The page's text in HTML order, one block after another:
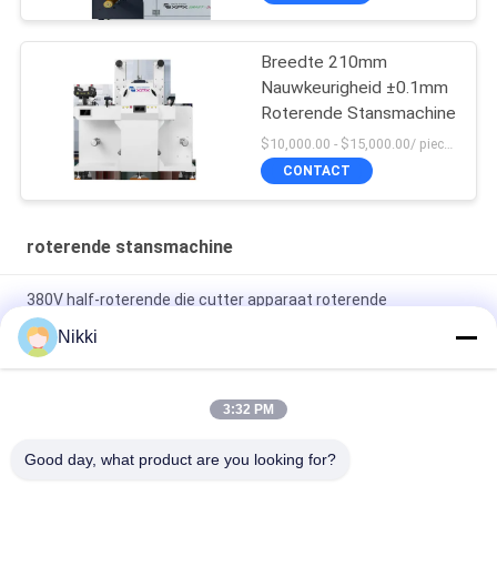
Breedte 210mm
Nauwkeurigheid ±0.1mm
Roterende Stansmachine
$10,000.00 - $15,000.00/ piece MOQ:1
CONTACT
roterende stansmachine
380V half-roterende die cutter apparaat roterende
automatische die snijmachine
Krachtige roterende snijmachine 3 fase 380V/18A
voedingsbreedte 210 mm voor kleine producten
Nikki
3:32 PM
Good day, what product are you looking for?